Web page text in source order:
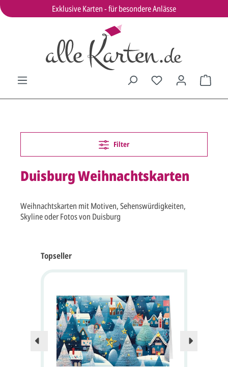
Exklusive Karten - für besondere Anlässe
Filter
Duisburg Weihnachtskarten
Weihnachtskarten mit Motiven, Sehenswürdigkeiten,
Skyline oder Fotos von Duisburg
Topseller